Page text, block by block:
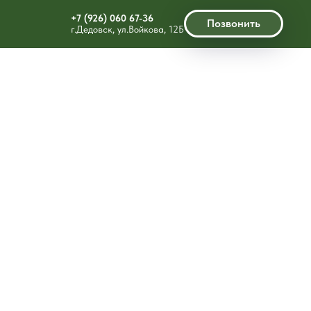
+7 (926) 060 67-36
г.Дедовск, ул.Войкова, 12Б
Позвонить